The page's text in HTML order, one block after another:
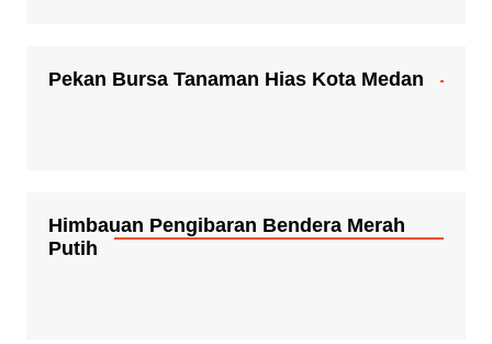
Pekan Bursa Tanaman Hias Kota Medan
Himbauan Pengibaran Bendera Merah
Putih